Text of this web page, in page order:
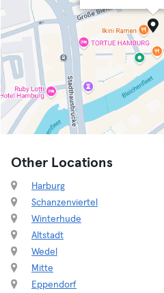
Other Locations
Harburg
Schanzenviertel
Winterhude
Altstadt
Wedel
Mitte
Eppendorf